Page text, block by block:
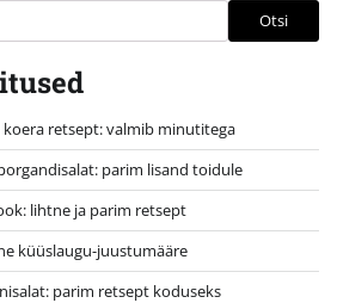
Otsi
retsept: valmib minutitega
parim lisand toidule
lihtne ja parim retsept
küüslaugu-juustumääre
parim retsept koduseks